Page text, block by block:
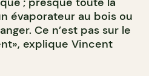
évaporateur au bois ou
Ce n’est pas sur le
explique Vincent